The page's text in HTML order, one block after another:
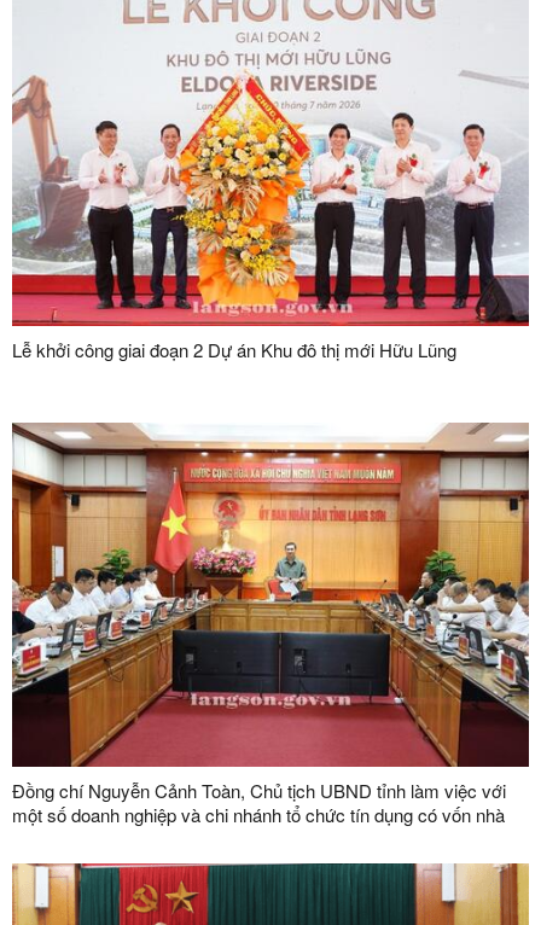
Lễ khởi công giai đoạn 2 Dự án Khu đô thị mới Hữu Lũng
Đồng chí Nguyễn Cảnh Toàn, Chủ tịch UBND tỉnh làm việc với
một số doanh nghiệp và chi nhánh tổ chức tín dụng có vốn nhà